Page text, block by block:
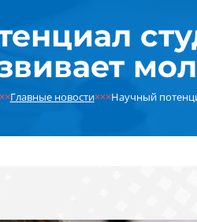
Главные новости×××Научный